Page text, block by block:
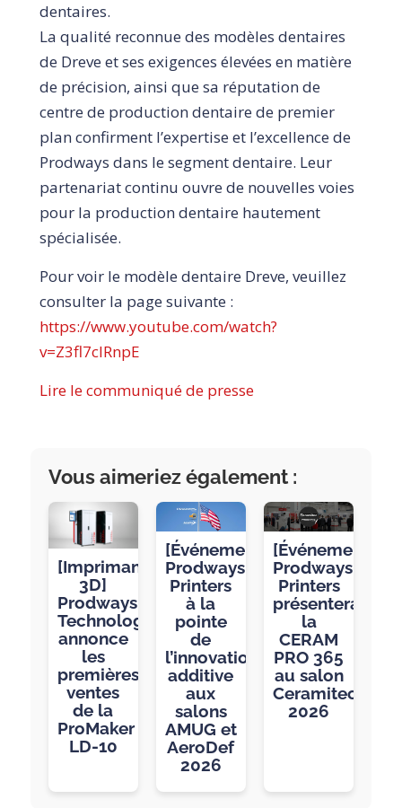
dentaires.
La qualité reconnue des modèles dentaires
de Dreve et ses exigences élevées en matière
de précision, ainsi que sa réputation de
centre de production dentaire de premier
plan confirment l’expertise et l’excellence de
Prodways dans le segment dentaire. Leur
partenariat continu ouvre de nouvelles voies
pour la production dentaire hautement
spécialisée.
Pour voir le modèle dentaire Dreve, veuillez
consulter la page suivante :
https://www.youtube.com/watch?
v=Z3fl7clRnpE
Lire le communiqué de presse
Vous aimeriez également :
[Imprimantes
3D]
Prodways
Technologies
annonce
les
premières
ventes
de la
ProMaker
LD-10
[Événement]
Prodways
Printers
à la
pointe
de
l’innovation
additive
aux
salons
AMUG et
AeroDef
2026
[Événement]
Prodways
Printers
présentera
la
CERAM
PRO 365
au salon
Ceramitec
2026